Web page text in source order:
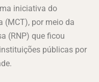
iniciativa do
(MCT), por meio da
(RNP) que ficou
públicas por